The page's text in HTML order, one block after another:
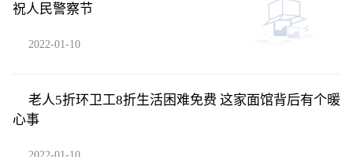
祝人民警察节
2022-01-10
老人5折环卫工8折生活困难免费 这家面馆背后有个暖
心事